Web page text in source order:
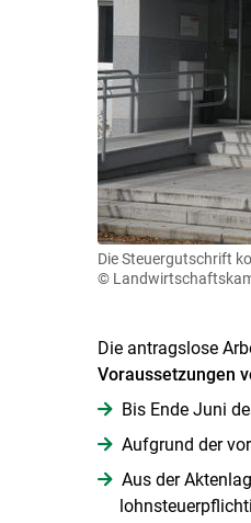
Die Steuergutschrift
©
Die antragslose
Voraussetzungen
Bis Ende Juni
Aufgrund der
Aus der